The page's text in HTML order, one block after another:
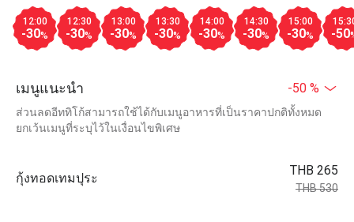
12:00
-30%
12:30
-30%
13:00
-30%
13:30
-30%
14:00
-30%
14:30
-30%
15:00
-30% -50
เมนูแนะนำ -50 %
ส่วนลดอีททิโก้สามารถใช้ได้กับเมนูอาหารที่เป็นราคาปกติทั้งหมด
ยกเว้นเมนูที่ระบุไว้ในเงื่อนไขพิเศษ
กุ้งทอดเทมปุระ
THB 265
THB 530